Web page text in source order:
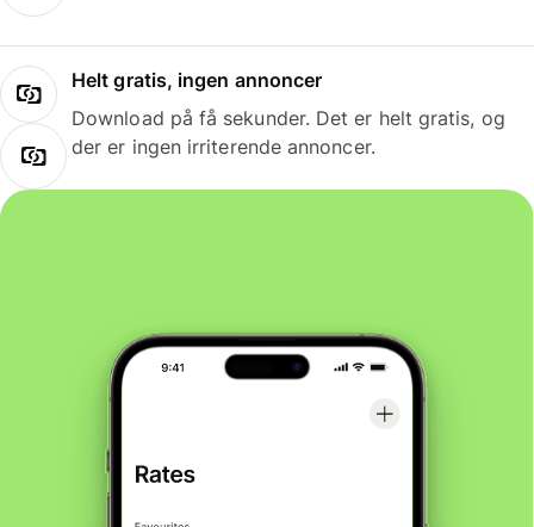
Helt gratis, ingen annoncer
Download på få sekunder. Det er helt gratis, og
der er ingen irriterende annoncer.